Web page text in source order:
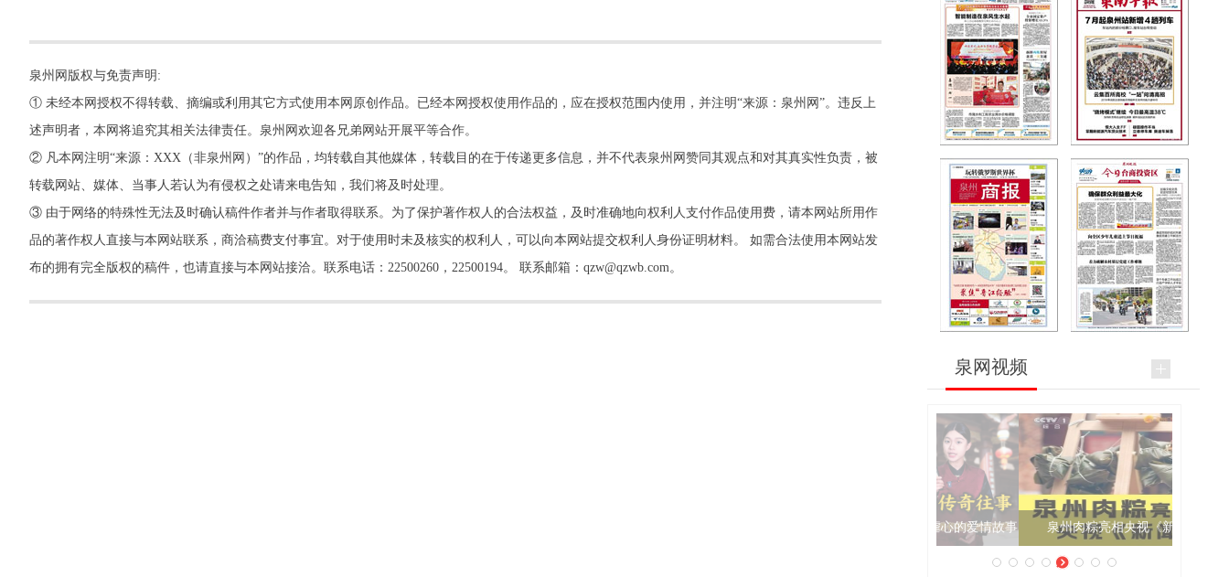
泉州网版权与免责声明:
① 未经本网授权不得转载、摘编或利用其它方式使用本网原创作品。已经本网授权使用作品的，应在授权范围内使用，并注明“来源：泉州网”。违反上
述声明者，本网将追究其相关法律责任。泉州网欢迎各兄弟网站开展平等合作。
② 凡本网注明“来源：XXX（非泉州网）”的作品，均转载自其他媒体，转载目的在于传递更多信息，并不代表泉州网赞同其观点和对其真实性负责，被
转载网站、媒体、当事人若认为有侵权之处请来电告知，我们将及时处理。
③ 由于网络的特殊性无法及时确认稿件作者并与作者取得联系。为了保护著作权人的合法权益，及时准确地向权利人支付作品使用费，请本网站所用作
品的著作权人直接与本网站联系，商洽稿费支付事宜。对于使用时未及核实的权利人，可以向本网站提交权利人身份证明材料。 如需合法使用本网站发
布的拥有完全版权的稿件，也请直接与本网站接洽。联系电话：22500260，22500194。 联系邮箱：qzw@qzwb.com。
泉网视频
泉州肉粽亮相央视《新闻联播》